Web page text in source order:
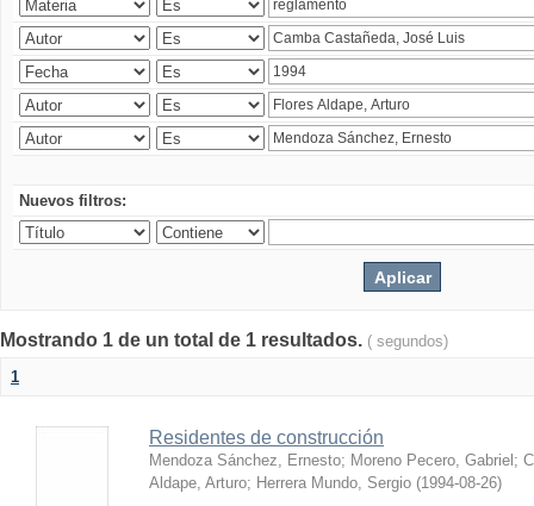
Nuevos filtros:
Mostrando 1 de un total de 1 resultados. ( segundos)
1
Residentes de construcción
Mendoza Sánchez, Ernesto; Moreno Pecero, Gabriel ;
Aldape, Arturo; Herrera Mundo, Sergio (1994-08-26)